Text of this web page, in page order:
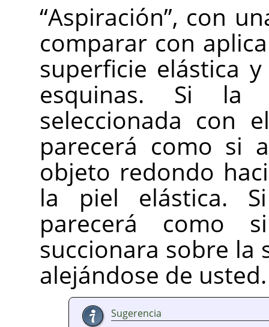
“Aspiración”, con
comparar con
superficie elástica
esquinas. Si la
seleccionada con
parecerá como si
objeto redondo
la piel elástica.
parecerá como
succionara sobre la
alejándose de usted.
Sugerencia